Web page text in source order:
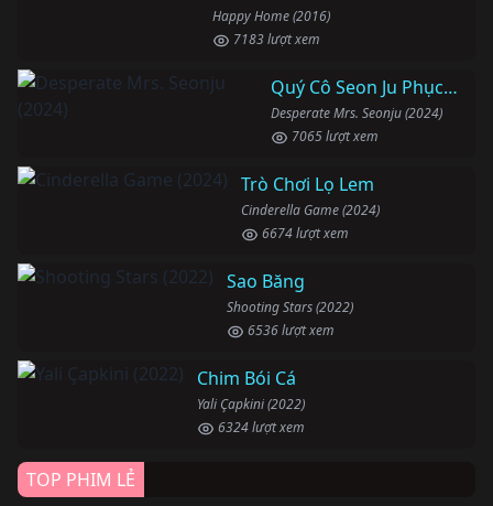
Happy Home (2016)
7183 lượt xem
Quý Cô Seon Ju Phục Thù
Desperate Mrs. Seonju (2024)
7065 lượt xem
Trò Chơi Lọ Lem
Cinderella Game (2024)
6674 lượt xem
Sao Băng
Shooting Stars (2022)
6536 lượt xem
Chim Bói Cá
Yali Çapkini (2022)
6324 lượt xem
TOP PHIM LẺ